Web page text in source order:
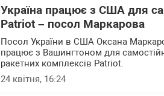
Україна працює з США для
Patriot – посол Маркарова
Посол України в США Оксана
працює з Вашингтоном для
ракетних комплексів Patriot.
24 квітня, 16:24